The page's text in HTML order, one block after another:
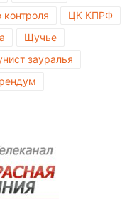
ЦК КПРФ
Щучье
зауралья